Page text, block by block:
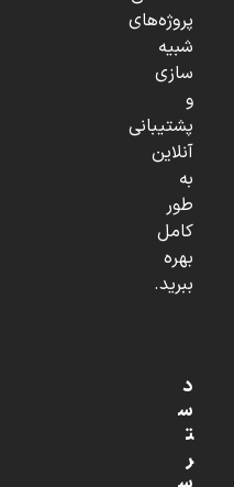
پروژه‌های
شبیه
سازی
و
پشتیبانی
آنلاین
به
طور
کامل
بهره
ببرید.
د
س
ت
ر